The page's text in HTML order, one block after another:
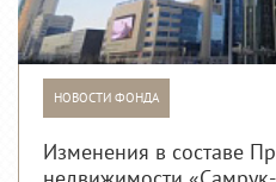
НОВОСТИ ФОНДА
Изменения в составе